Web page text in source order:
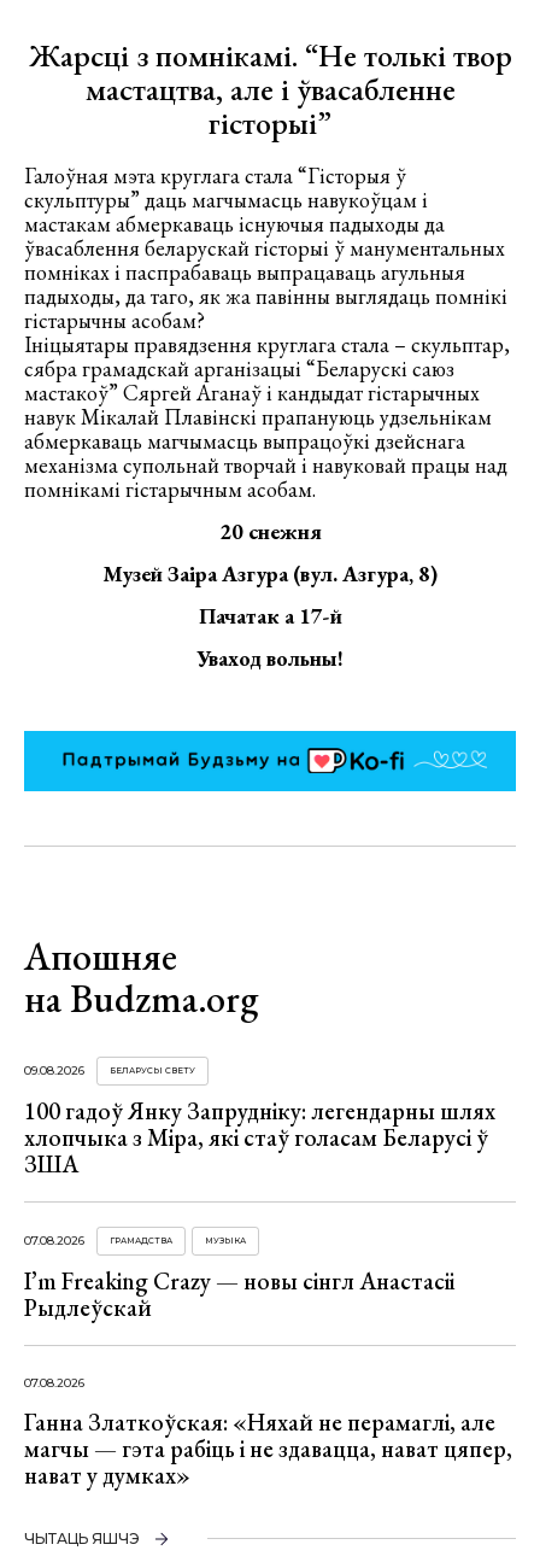
Жарсці з помнікамі. “Не толькі твор
мастацтва, але і ўвасабленне
гісторыі”
Галоўная мэта круглага стала “Гісторыя ў
скульптуры” даць магчымасць навукоўцам і
мастакам абмеркаваць існуючыя падыходы да
ўвасаблення беларускай гісторыі ў манументальных
помніках і паспрабаваць выпрацаваць агульныя
падыходы, да таго, як жа павінны выглядаць помнікі
гістарычны асобам?
Ініцыятары правядзення круглага стала – скульптар,
сябра грамадскай арганізацыі “Беларускі саюз
мастакоў” Сяргей Аганаў і кандыдат гістарычных
навук Мікалай Плавінскі прапануюць удзельнікам
абмеркаваць магчымасць выпрацоўкі дзейснага
механізма супольнай творчай і навуковай працы над
помнікамі гістарычным асобам.
20 снежня
Музей Заіра Азгура (вул. Азгура, 8)
Пачатак а 17-й
Уваход вольны!
Апошняе
на Budzma.org
09.08.2026 БЕЛАРУСЫ СВЕТУ
100 гадоў Янку Запрудніку: легендарны шлях
хлопчыка з Міра, які стаў голасам Беларусі ў
ЗША
07.08.2026 ГРАМАДСТВА МУЗЫКА
I’m Freaking Crazy — новы сінгл Анастасіі
Рыдлеўскай
07.08.2026
Ганна Златкоўская: «Няхай не перамаглі, але
магчы — гэта рабіць і не здавацца, нават цяпер,
нават у думках»
ЧЫТАЦЬ ЯШЧЭ